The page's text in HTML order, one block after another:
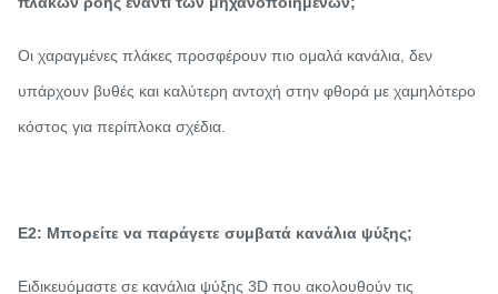
Οι χαραγμένες πλάκες προσφέρουν πιο ομαλά κανάλια, δεν
υπάρχουν βυθές και καλύτερη αντοχή στην φθορά με χαμηλότερο
κόστος για περίπλοκα σχέδια.
Ε2: Μπορείτε να παράγετε συμβατά κανάλια ψύξης;
Ειδικευόμαστε σε κανάλια ψύξης 3D που ακολουθούν τις